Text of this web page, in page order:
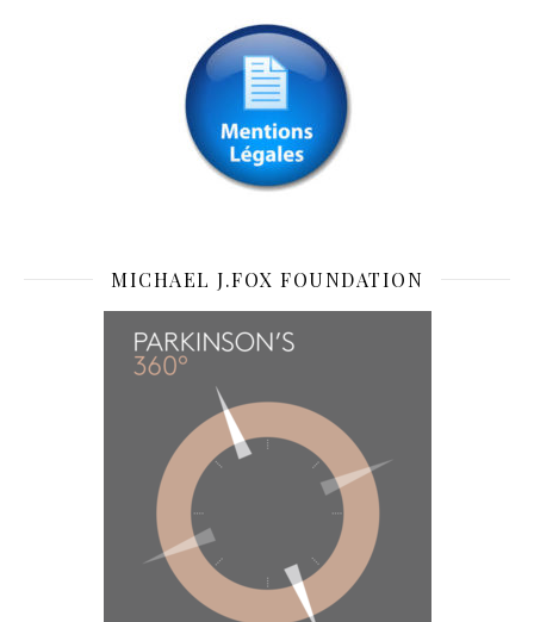
MICHAEL J.FOX FOUNDATION